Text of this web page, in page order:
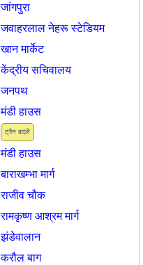
जांगपुरा
जवाहरलाल नेहरू स्टेडियम
खान मार्केट
केंद्रीय सचिवालय
जनपथ
ट्रैन बदलें
मंडी हाउस
मंडी हाउस
बाराखम्भा मार्ग
राजीव चौक
रामकृष्ण आश्रम मार्ग
झंडेवालान
करौल बाग